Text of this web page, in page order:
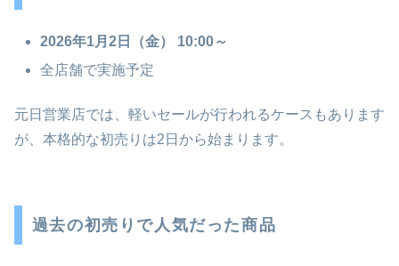
2026年1月2日（金） 10:00～
全店舗で実施予定
元日営業店では、軽いセールが行われるケースもあります
が、本格的な初売りは2日から始まります。
過去の初売りで人気だった商品